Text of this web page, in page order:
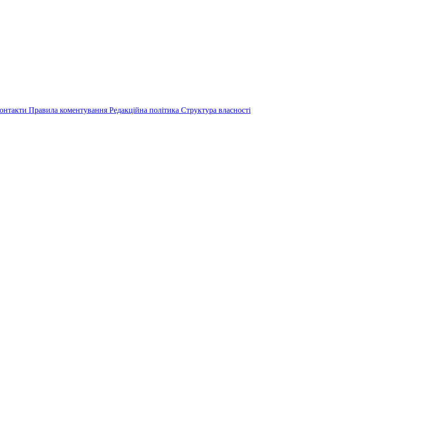
Правила коментування Редакційна політика Структура власності